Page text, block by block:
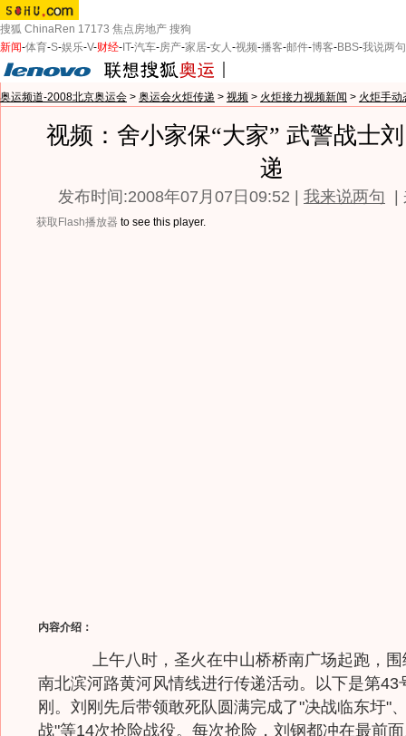
搜狐 ChinaRen 17173 焦点房地产 搜狗
新闻-体育-S-娱乐-V-财经- IT-汽车-房产-家居-女人-视频-播客-邮件-博客-BBS-我说两句
奥运频道-2008北京奥运会 > 奥运会火炬传递 > 视频 > 火炬接力视频新闻 > 火炬手动
视频：舍小家保“大家” 武警战士
递
发布时间:2008年07月07日09:52 | 我来说两句 |
获取Flash播放器 to see this player.
内容介绍：
上午八时，圣火在中山桥桥南广场起跑，围
南北滨河路黄河风情线进行传递活动。以下是第43
刚。刘刚先后带领敢死队圆满完成了"决战临东圩"
战"等14次抢险战役。每次抢险，刘钢都冲在最前